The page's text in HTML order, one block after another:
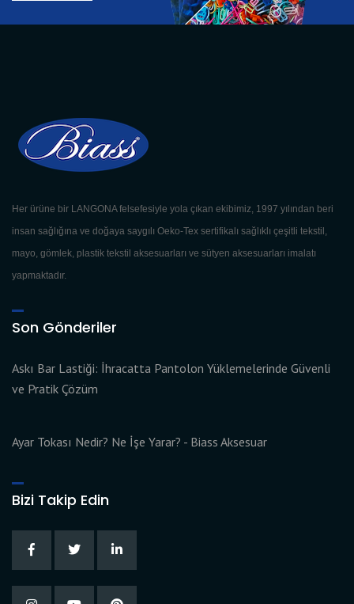
Her ürüne bir LANGONA felsefesiyle yola çıkan ekibimiz, 1997 yılından beri
insan sağlığına ve doğaya saygılı Oeko-Tex sertifikalı sağlıklı çeşitli tekstil,
mayo, gömlek, plastik tekstil aksesuarları ve sütyen aksesuarları imalatı
yapmaktadır.
Son Gönderiler
Askı Bar Lastiği: İhracatta Pantolon Yüklemelerinde Güvenli
ve Pratik Çözüm
Ayar Tokası Nedir? Ne İşe Yarar? - Biass Aksesuar
Bizi Takip Edin